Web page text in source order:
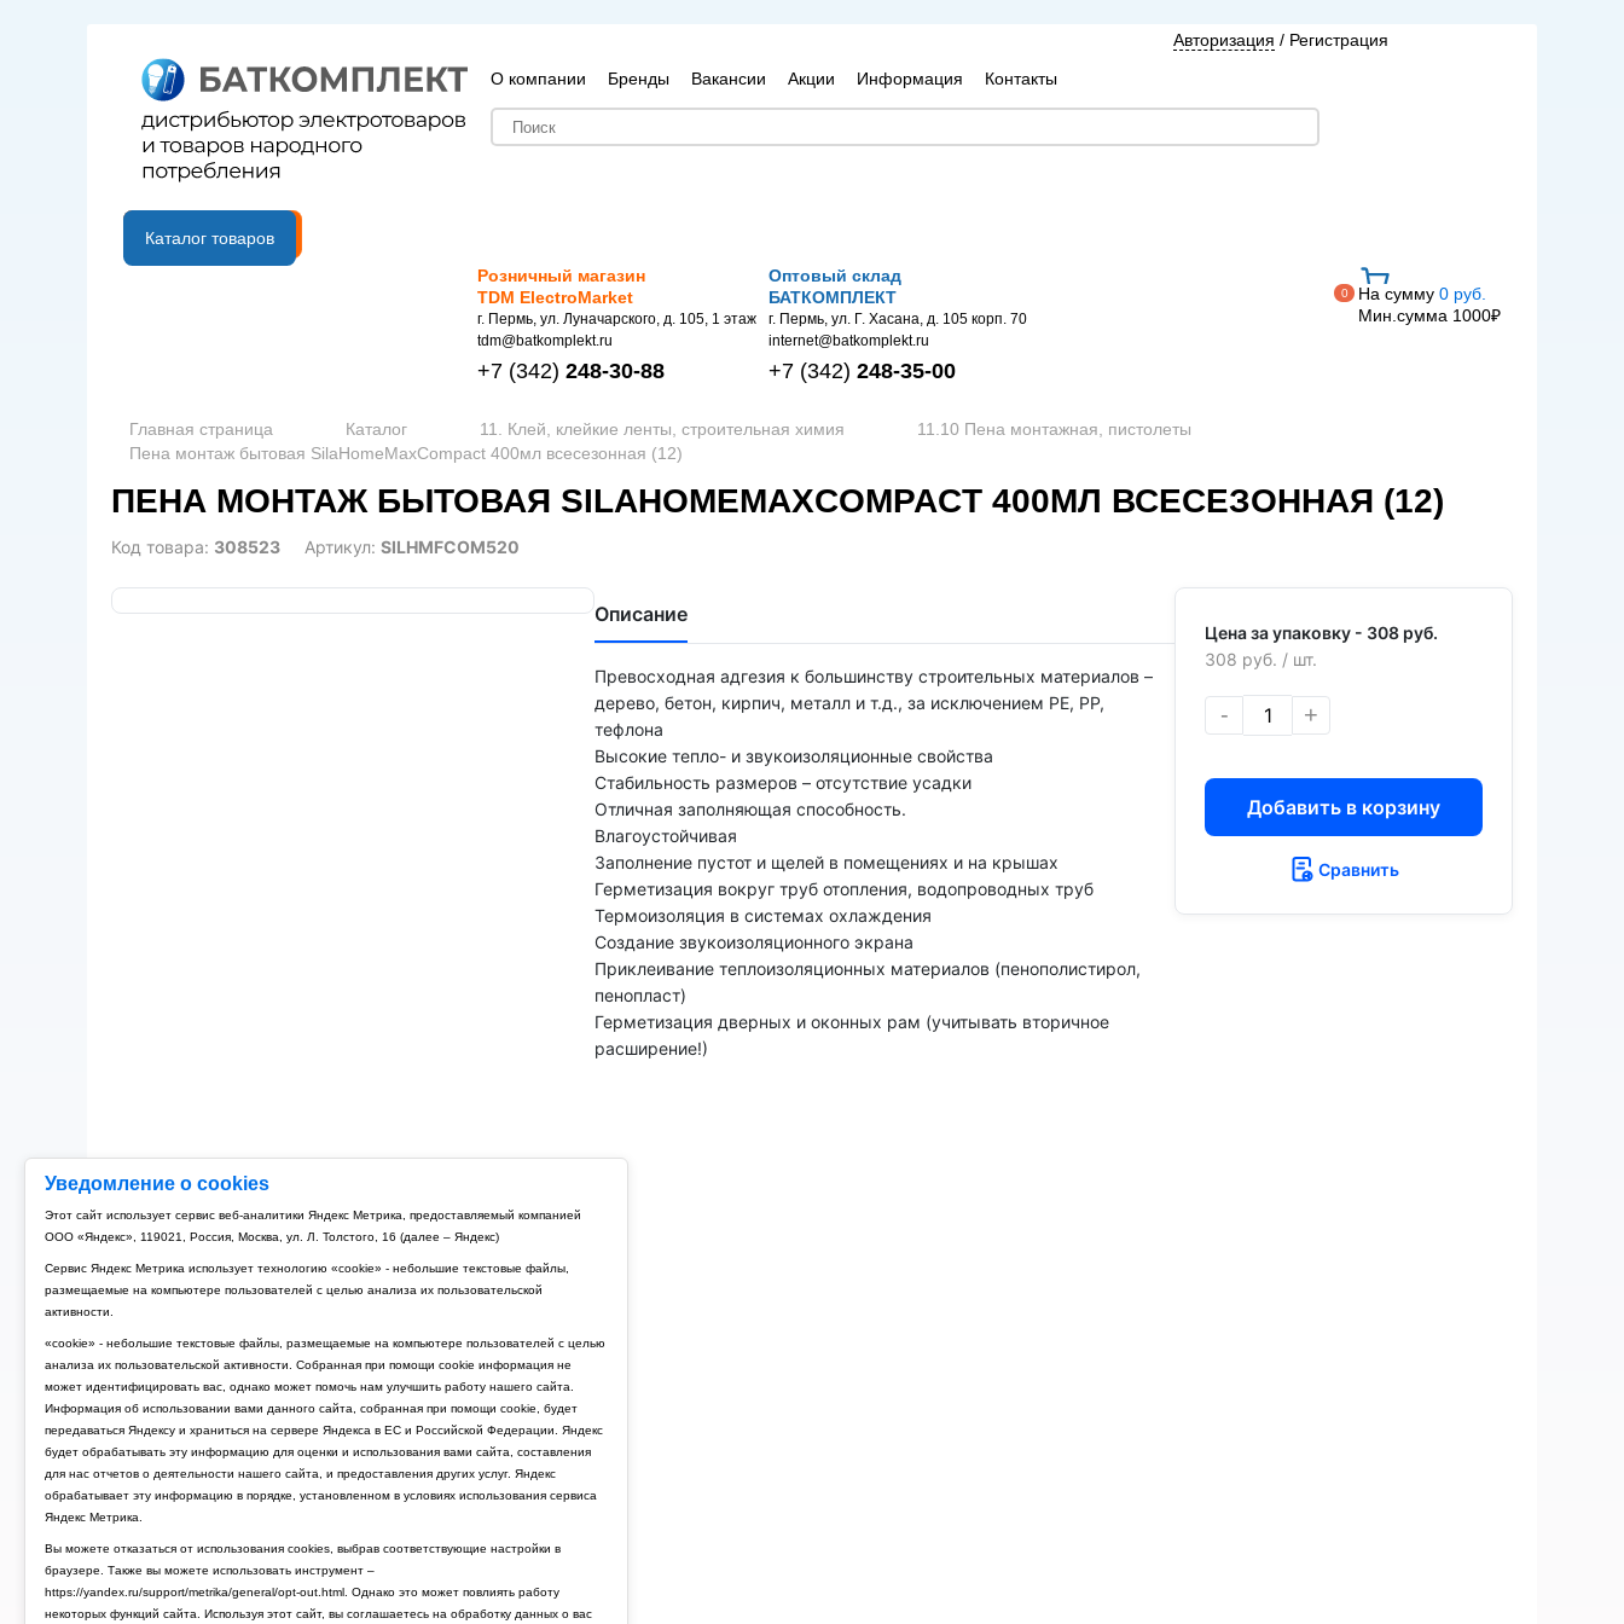
Уведомление о cookies
Этот сайт использует сервис веб-аналитики Яндекс Метрика, предоставляемый компанией
ООО «Яндекс», 119021, Россия, Москва, ул. Л. Толстого, 16 (далее – Яндекс)
Сервис Яндекс Метрика использует технологию «cookie» - небольшие текстовые файлы,
размещаемые на компьютере пользователей с целью анализа их пользовательской
активности.
«cookie» - небольшие текстовые файлы, размещаемые на компьютере пользователей с целью
анализа их пользовательской активности. Собранная при помощи cookie информация не
может идентифицировать вас, однако может помочь нам улучшить работу нашего сайта.
Информация об использовании вами данного сайта, собранная при помощи cookie, будет
передаваться Яндексу и храниться на сервере Яндекса в ЕС и Российской Федерации. Яндекс
будет обрабатывать эту информацию для оценки и использования вами сайта, составления
для нас отчетов о деятельности нашего сайта, и предоставления других услуг. Яндекс
обрабатывает эту информацию в порядке, установленном в условиях использования сервиса
Яндекс Метрика.
Вы можете отказаться от использования cookies, выбрав соответствующие настройки в
браузере. Также вы можете использовать инструмент –
https://yandex.ru/support/metrika/general/opt-out.html. Однако это может повлиять работу
некоторых функций сайта. Используя этот сайт, вы соглашаетесь на обработку данных о вас
О компании Бренды Вакансии Акции Информация Контакты
Авторизация / Регистрация
B2B портал
Каталог товаров
Розничный магазин
TDM ElectroMarket
г. Пермь, ул. Луначарского, д. 105, 1 этаж
tdm@batkomplekt.ru
+7 (342) 248-30-88
Оптовый склад
БАТКОМПЛЕКТ
г. Пермь, ул. Г. Хасана, д. 105 корп. 70
internet@batkomplekt.ru
+7 (342) 248-35-00
0 На сумму 0 руб.
Мин.сумма 1000₽
Главная страница Каталог 11. Клей, клейкие ленты, строительная химия
11.10 Пена монтажная, пистолеты
Пена монтаж бытовая SilaHomeMaxCompact 400мл всесезонная (12)
ПЕНА МОНТАЖ БЫТОВАЯ SILAHOMEMAXCOMPACT 400МЛ ВСЕСЕЗОННАЯ (12)
Код товара: 308523 Артикул: SILHMFCOM520
Описание
Превосходная адгезия к большинству строительных материалов –
дерево, бетон, кирпич, металл и т.д., за исключением РЕ, РР,
тефлона
Высокие тепло- и звукоизоляционные свойства
Стабильность размеров – отсутствие усадки
Отличная заполняющая способность.
Влагоустойчивая
Заполнение пустот и щелей в помещениях и на крышах
Герметизация вокруг труб отопления, водопроводных труб
Термоизоляция в системах охлаждения
Создание звукоизоляционного экрана
Приклеивание теплоизоляционных материалов (пенополистирол,
пенопласт)
Герметизация дверных и оконных рам (учитывать вторичное
расширение!)
Цена за упаковку - 308 руб.
308 руб. / шт.
- +
Добавить в корзину
Сравнить